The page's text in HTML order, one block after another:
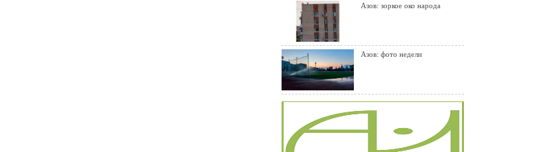
Азов: зоркое око народа
Азов: фото недели